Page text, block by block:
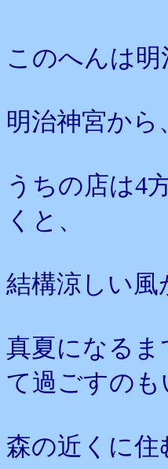
このへんは
明治神宮か
うちの店は4
くと、
結構涼しい
真夏になる
て過ごすのも
森の近くに